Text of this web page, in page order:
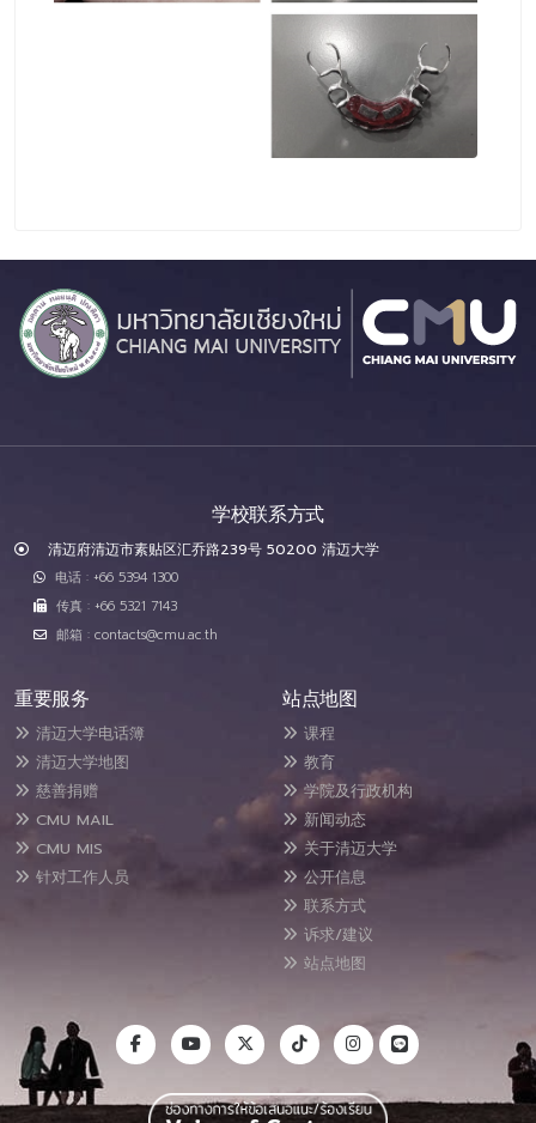
学校联系方式
清迈府清迈市素贴区汇乔路239号 50200 清迈大学
电话 : +66 5394 1300
传真 : +66 5321 7143
邮箱 : contacts@cmu.ac.th
重要服务
清迈大学电话簿
清迈大学地图
慈善捐赠
CMU MAIL
CMU MIS
针对工作人员
站点地图
课程
教育
学院及行政机构
新闻动态
关于清迈大学
公开信息
联系方式
诉求/建议
站点地图